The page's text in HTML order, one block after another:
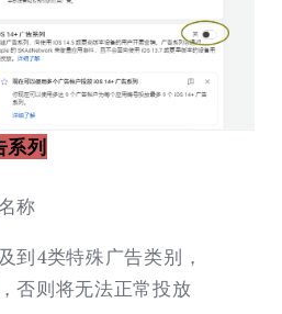
系列
称
到4类特殊广告类别，
否则将无法正常投放